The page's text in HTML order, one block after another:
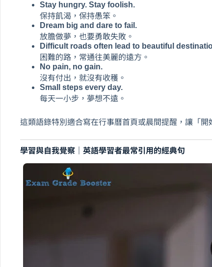
Stay hungry. Stay foolish.
保持飢渴，保持愚笨。
Dream big and dare to fail.
放膽做夢，也要勇敢失敗。
Difficult roads often lead to beautiful
困難的路，常通往美麗的遠方。
No pain, no gain.
沒有付出，就沒有收穫。
Small steps every day.
每天一小步，夢想不遠。
這類語錄特別適合寫在行事曆首頁或晨間提醒，讓「開
學習與自我覺察｜英語學習者最常引用的經典句